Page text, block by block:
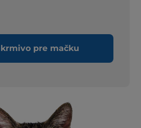
pre mačku